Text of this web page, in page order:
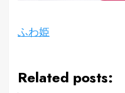
ふわ姫
Related posts: